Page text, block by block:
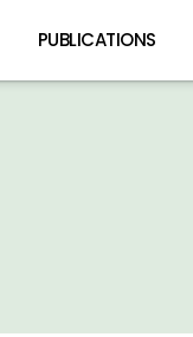
PUBLICATIONS